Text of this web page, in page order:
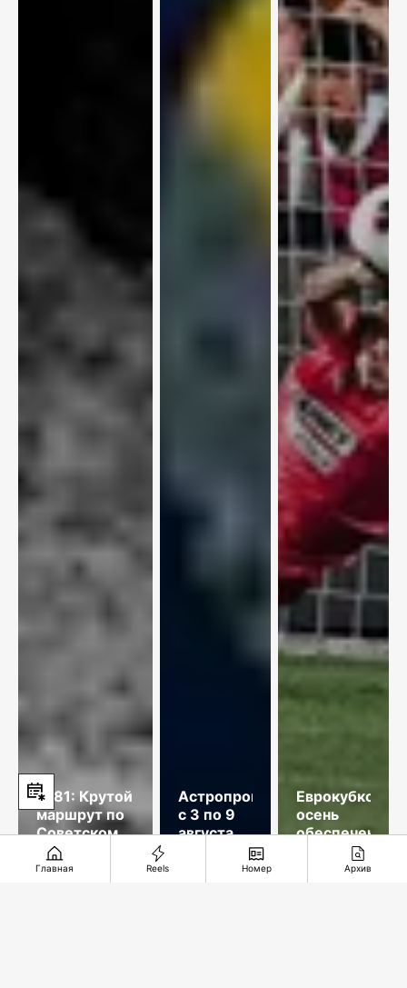
1981: Крутой
маршрут по
Советскому
Союзу
Астропрогноз
с 3 по 9
августа
Еврокубковая
осень
обеспечена
Главная Reels Номер Архив